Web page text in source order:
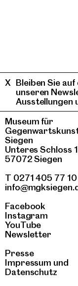
Museum für
Siegen
Unteres Schloss 1
57072 Siegen
T 0271 405 77 10
Facebook
Instagram
YouTube
Newsletter
Presse
Impressum und
Datenschutz
Bleiben Sie
unseren
Ausstellungen